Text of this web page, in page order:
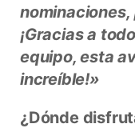
nominaciones,
¡Gracias a
equipo, esta
increíble!»
¿Dónde